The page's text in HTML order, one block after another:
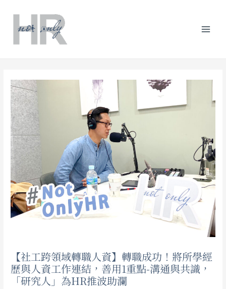
【社工跨領域轉職人資】轉職成功！將所學經
歷與人資工作連結，善用1重點-溝通與共識，
「研究人」為HR推波助瀾
navigation